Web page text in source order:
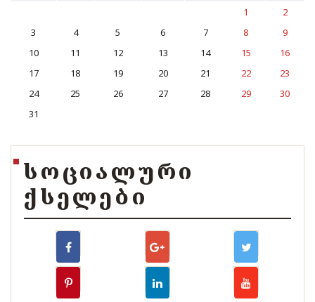
1
2
3
4 5 6 7 8
9
10
11 12 13 14 15
16
17
18 19 20 21 22
23
24
25 26 27 28 29
30
31
ᲡᲝᲪᲘᲐᲚᲣᲠᲘ
ᲥᲡᲔᲚᲔᲑᲘ